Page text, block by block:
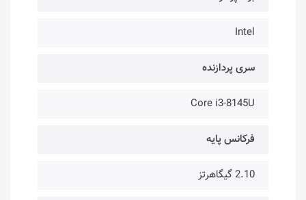
Intel
سری پردازنده
Core i3-8145U
فرکانس پایه
2.10 گیگاهرتز